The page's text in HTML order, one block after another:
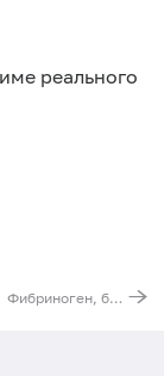
реального
Фибриноген, бета-полипептид (FGB). Выявление мутации G(-455)A (регуляторная область гена)